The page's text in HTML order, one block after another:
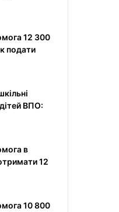
12 300
подати
ВПО:
в
12
10 800